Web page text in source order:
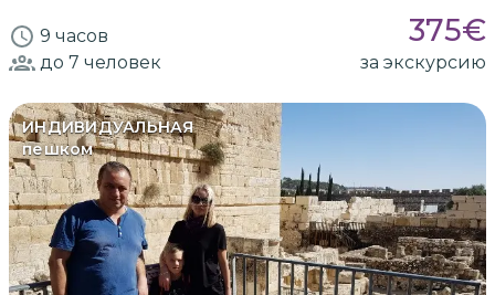
9 часов 375€
до 7 человек за экскурсию
ИНДИВИДУАЛЬНАЯ
пешком